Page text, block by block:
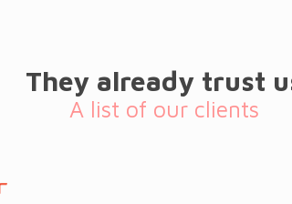
They already trust
A list of our clients